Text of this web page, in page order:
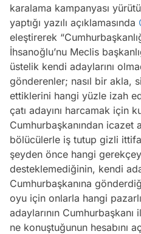
karalama kampanyası
yaptığı yazılı açıklamasında
eleştirerek
İhsanoğlu’nu Meclis
üstelik kendi adaylarını
gönderenler; nasıl bir akla,
ettiklerini hangi yüzle izah
çatı adayını harcamak için
Cumhurbaşkanından icazet
bölücülerle iş tutup gizli
şeyden önce hangi
desteklemediğinin, kendi
Cumhurbaşkanına
oyu için onlarla hangi
adaylarının Cumhurbaşkanı
ne konuştuğunun hesabını